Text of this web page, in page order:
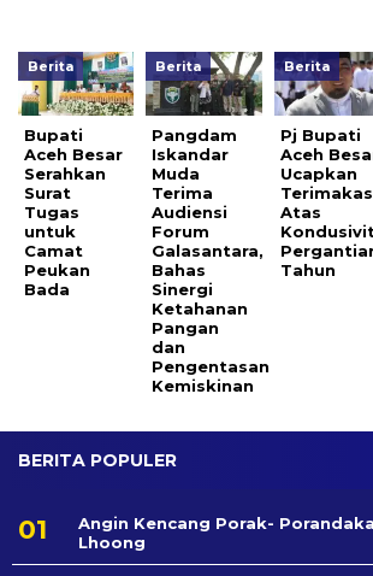
Berita
Bupati
Aceh Besar
Serahkan
Surat
Tugas
untuk
Camat
Peukan
Bada
Berita
Pangdam
Iskandar
Muda
Terima
Audiensi
Forum
Galasantara,
Bahas
Sinergi
Ketahanan
Pangan
dan
Pengentasan
Kemiskinan
Berita
Pj Bupati
Aceh
Ucapkan
Atas
Tahun
BERITA POPULER
Angin Kencang Porak-
Lhoong